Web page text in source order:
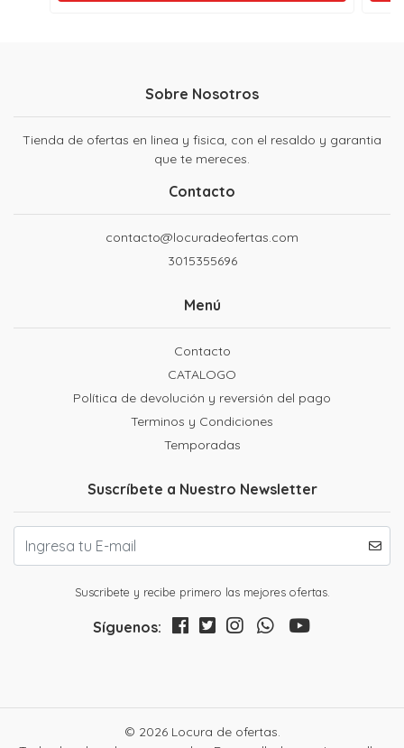
Sobre Nosotros
Tienda de ofertas en linea y fisica, con el resaldo y garantia
que te mereces.
Contacto
contacto@locuradeofertas.com
3015355696
Menú
Contacto
CATALOGO
Política de devolución y reversión del pago
Terminos y Condiciones
Temporadas
Suscríbete a Nuestro Newsletter
Suscribete y recibe primero las mejores ofertas.
Síguenos:
© 2026 Locura de ofertas.